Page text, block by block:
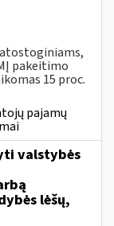
pakeitimo
15 proc.
pajamų
valstybės
lėšų,